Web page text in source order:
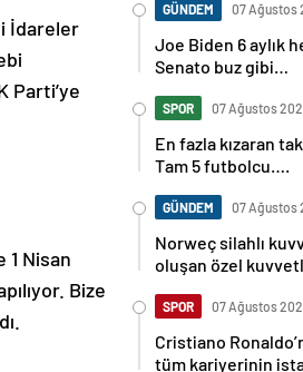
İdareler
Parti’ye
1 Nisan
Bize
GÜNDEM 07 Ağustos
Joe Biden 6 aylık
Senato buz gibi…
SPOR 07 Ağustos
En fazla kızaran
Tam 5 futbolcu….
GÜNDEM 07 Ağustos
Norweç silahlı
oluşan özel
SPOR 07 Ağustos
Cristiano
tüm kariyerinin